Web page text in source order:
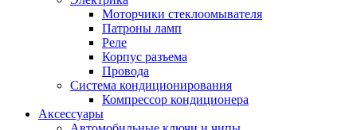
Моторчики стеклоомывателя
Патроны ламп
Реле
Корпус разъема
Провода
Система кондиционирования
Компрессор кондиционера
Аксессуары